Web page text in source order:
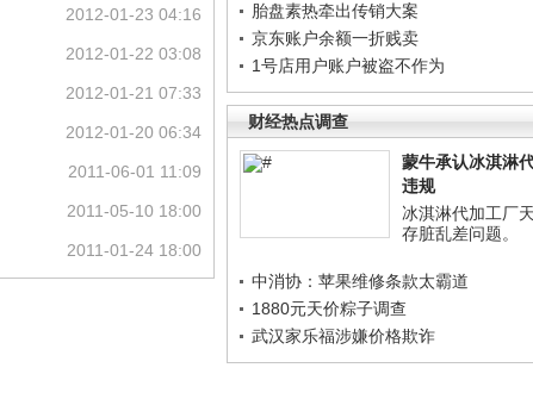
胎盘素热牵出传销大案
京东账户余额一折贱卖
1号店用户账户被盗不作为
财经热点调查
蒙牛承认冰淇淋
违规
冰淇淋代加工厂
存脏乱差问题。
中消协：苹果维修条款太霸道
1880元天价粽子调查
武汉家乐福涉嫌价格欺诈
2012-01-23 04:16
2012-01-22 03:08
2012-01-21 07:33
2012-01-20 06:34
2011-06-01 11:09
2011-05-10 18:00
2011-01-24 18:00